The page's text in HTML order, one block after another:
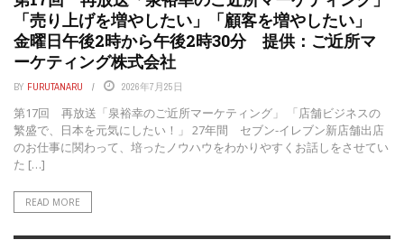
「売り上げを増やしたい」「顧客を増やしたい」
金曜日午後2時から午後2時30分 提供：ご近所マ
ーケティング株式会社
BY FURUTANARU 2026年7月25日
第17回 再放送「泉裕幸のご近所マーケティング」 「店舗ビジネスの
繁盛で、日本を元気にしたい！」 27年間 セブン-イレブン新店舗出店
のお仕事に関わって、培ったノウハウをわかりやすくお話しをさせてい
た […]
READ MORE